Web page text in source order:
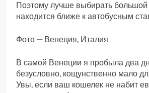
Поэтому лучше выбирать большой
находится ближе к автобусным
Фото — Венеция, Италия
В самой Венеции я пробыла два
безусловно, кощунственно мало
Увы, если ваш кошелек не набит